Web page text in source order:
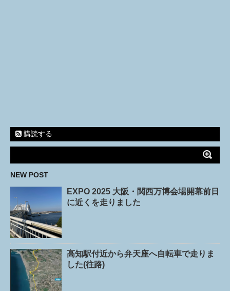
購読する
NEW POST
EXPO 2025 大阪・関西万博会場開幕前日
に近くを走りました
高知駅付近から弁天座へ自転車で走りま
した(往路)